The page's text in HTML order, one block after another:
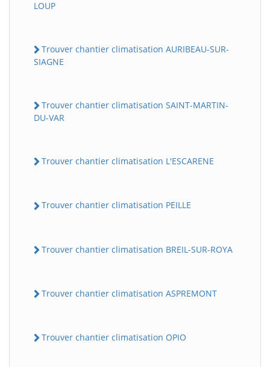
LOUP
Trouver chantier climatisation AURIBEAU-SUR-
SIAGNE
Trouver chantier climatisation SAINT-MARTIN-
DU-VAR
Trouver chantier climatisation L'ESCARENE
Trouver chantier climatisation PEILLE
Trouver chantier climatisation BREIL-SUR-ROYA
Trouver chantier climatisation ASPREMONT
Trouver chantier climatisation OPIO